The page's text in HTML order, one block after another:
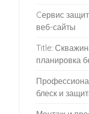
Cервис
веб-сайты
Title:
планировка
блеск и